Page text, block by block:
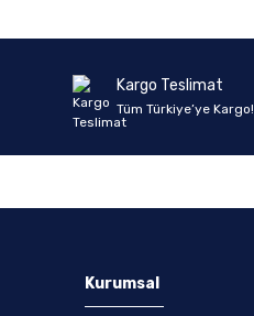
Kargo Teslimat
Tüm Türkiye’ye Kargo!
Kurumsal